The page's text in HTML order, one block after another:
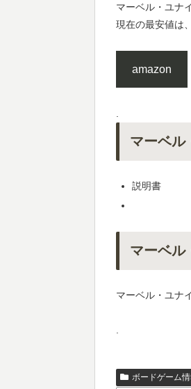
マーベル・ユナ
現在の最安値は
amazon
.
マーベル
説明書
マーベル
マーベル・ユナ
.
ボードゲーム